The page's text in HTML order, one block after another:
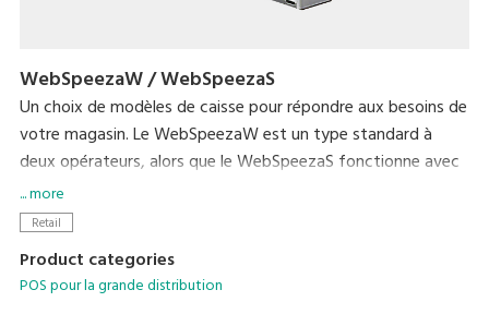
WebSpeezaW / WebSpeezaS
Un choix de modèles de caisse pour répondre aux besoins de
votre magasin. Le WebSpeezaW est un type standard à
deux opérateurs, alors que le WebSpeezaS fonctionne avec
un seul opérateur.
Le WebSpeezaW possède le mode 3 clients à opérateur
maximum d'être mises en file d'attente par un seul
opérateur.
... more
Retail
Product categories
POS pour la grande distribution